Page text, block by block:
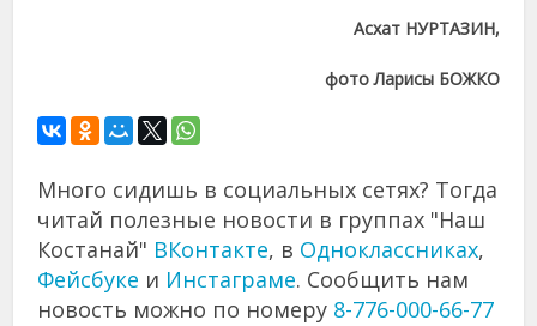
Асхат НУРТАЗИН,
фото Ларисы БОЖКО
Много сидишь в социальных сетях? Тогда
читай полезные новости в группах "Наш
Костанай" ВКонтакте, в Одноклассниках,
Фейсбуке и Инстаграме. Сообщить нам
новость можно по номеру 8-776-000-66-77